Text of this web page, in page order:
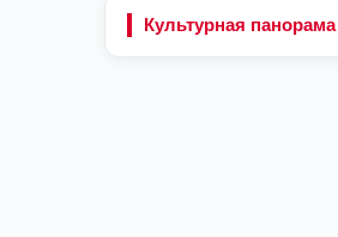
Культурная панорама